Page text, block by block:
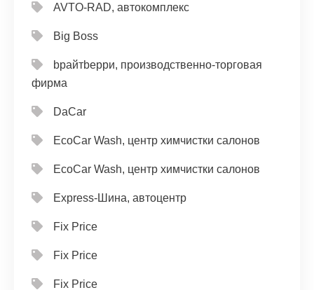
AVTO-RAD, автокомплекс
Big Boss
bрайтbерри, производственно-торговая
фирма
DaCar
EcoCar Wash, центр химчистки салонов
EcoCar Wash, центр химчистки салонов
Express-Шина, автоцентр
Fix Price
Fix Price
Fix Price